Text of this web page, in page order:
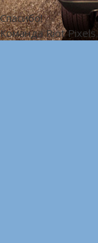
Спасибо!
Команда Riot Pixels.